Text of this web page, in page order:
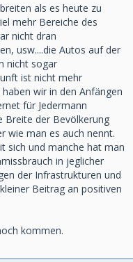
als es heute zu
mehr Bereiche des
nicht dran
usw....die Autos auf der
nicht sogar
ist nicht mehr
wir in den Anfängen
für Jedermann
Breite der Bevölkerung
wie man es auch nennt.
sich und manche hat man
in jeglicher
der Infrastrukturen und
Beitrag an positiven
kommen.